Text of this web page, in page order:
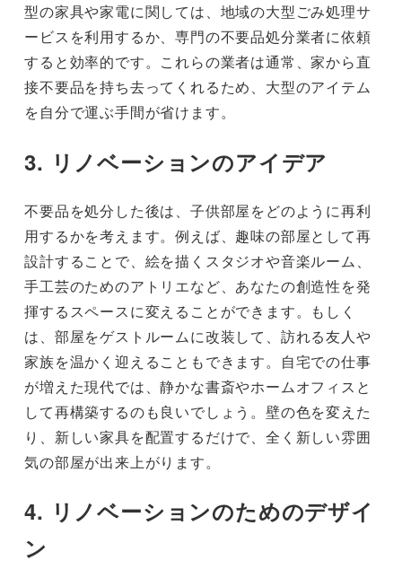
型の家具や家電に関しては、地域の大型ごみ処理サ
ービスを利用するか、専門の不要品処分業者に依頼
すると効率的です。これらの業者は通常、家から直
接不要品を持ち去ってくれるため、大型のアイテム
を自分で運ぶ手間が省けます。
3. リノベーションのアイデア
不要品を処分した後は、子供部屋をどのように再利
用するかを考えます。例えば、趣味の部屋として再
設計することで、絵を描くスタジオや音楽ルーム、
手工芸のためのアトリエなど、あなたの創造性を発
揮するスペースに変えることができます。もしく
は、部屋をゲストルームに改装して、訪れる友人や
家族を温かく迎えることもできます。自宅での仕事
が増えた現代では、静かな書斎やホームオフィスと
して再構築するのも良いでしょう。壁の色を変えた
り、新しい家具を配置するだけで、全く新しい雰囲
気の部屋が出来上がります。
4. リノベーションのためのデザイ
ン